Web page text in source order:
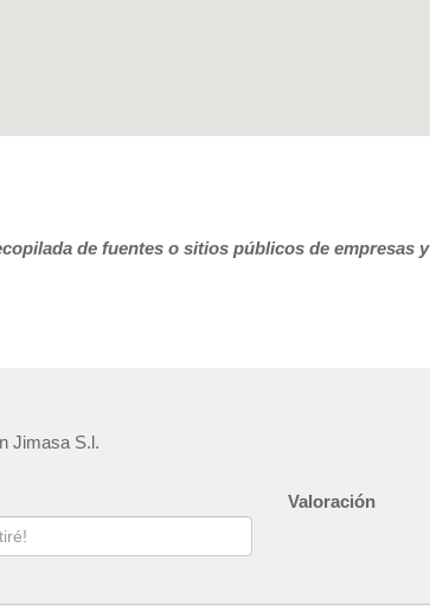
de fuentes o sitios públicos de empresas y
Jimasa S.l.
Valoración